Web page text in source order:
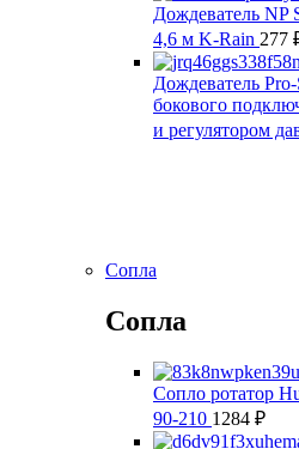
Дождеватель NP
4,6 м K-Rain 277
Дождеватель
бокового
и регулятором
Сопла
Сопла
Сопло ротатор
90-210 1284 ₽